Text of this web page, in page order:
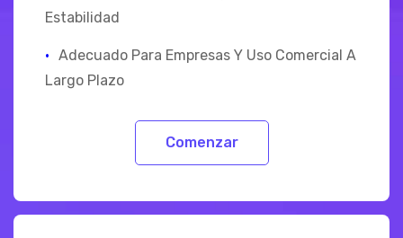
Estabilidad
· Adecuado Para Empresas Y Uso Comercial A
Largo Plazo
Comenzar